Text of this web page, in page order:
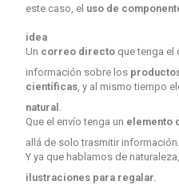
este caso, el uso de
idea
Un correo directo que tenga el
información sobre los
científicas , y al mismo tiempo
natural.
Que el envío tenga un elemento
allá de solo trasmitir información.
Y ya que hablamos de
ilustraciones para regalar.